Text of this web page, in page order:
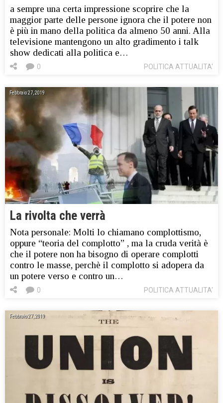
a sempre una certa impressione scoprire che la
maggior parte delle persone ignora che il potere non
è più in mano della politica da almeno 50 anni. Alla
televisione mantengono un alto gradimento i talk
show dedicati alla politica e…
POLITICA ATTUALITA'
0
Febbraio 27, 2019
La rivolta che verrà
Nota personale: Molti lo chiamano complottismo,
oppure “teoria del complotto” , ma la cruda verità è
che il potere non ha bisogno di operare complotti
contro le masse, perchè il complotto si adopera da
un potere verso e contro un…
POLITICA ATTUALITA'
0
Febbraio 27, 2019